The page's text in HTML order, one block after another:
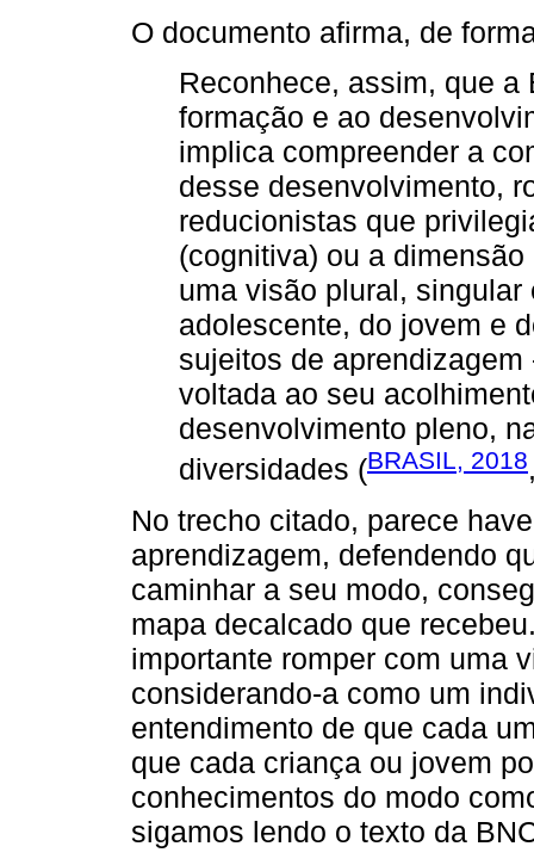
O documento afirma, de
Reconhece, assim, que
formação e ao
implica compreender a
desse desenvolvimento,
reducionistas que
(cognitiva) ou a
uma visão plural,
adolescente, do jovem e
sujeitos de
voltada ao seu
desenvolvimento pleno,
diversidades (BRASIL, 2018
No trecho citado, parece
aprendizagem, defendendo
caminhar a seu modo,
mapa decalcado que
importante romper com uma
considerando-a como um
entendimento de que cada
que cada criança ou jovem
conhecimentos do modo
sigamos lendo o texto da